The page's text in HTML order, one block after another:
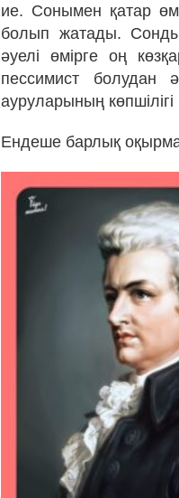
ие. Сонымен қатар
болып жатады.
әуелі өмірге оң
пессимист болудан
ауруларының
Ендеше барлық